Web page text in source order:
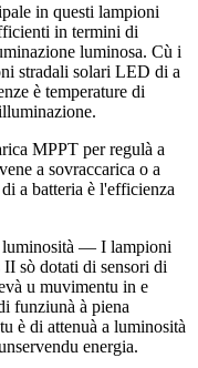
in questi lampioni
in termini di
luminosa. Cù i
stradali solari LED di a
è temperature di
MPPT per regulà a
a sovraccarica o a
a batteria è l'efficienza
luminosità — I lampioni
sò dotati di sensori di
u muvimentu in e
funziunà à piena
è di attenuà a luminosità
energia.